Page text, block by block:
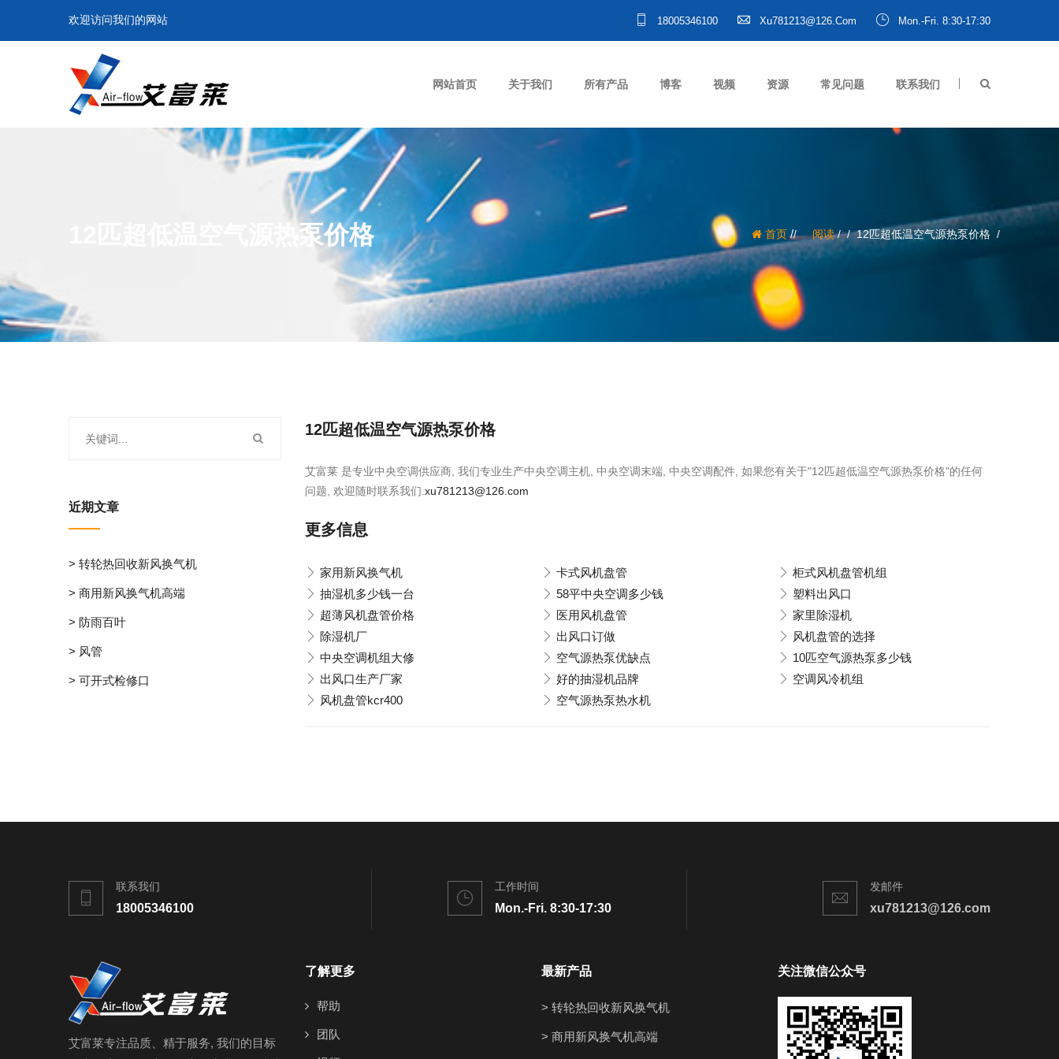
欢迎访问我们的网站 18005346100 Xu781213@126.com Mon.-Fri. 8:30-17:30
网站首页 关于我们 所有产品 博客 视频 资源 常见问题 联系我们
12匹超低温空气源热泵价格 首页/ 阅读/ 12匹超低温空气源热泵价格
12匹超低温空气源热泵价格
艾富莱 是专业中央空调供应商, 我们专业生产中央空调主机, 中央空调末端, 中央空调配件, 如果您有关于"12匹超低温空气源热泵价格"的任何
问题, 欢迎随时联系我们. xu781213@126.com
更多信息
家用新风换气机 卡式风机盘管
柜式风机盘管机组
抽湿机多少钱一台
58平中央空调多少钱
塑料出风口
超薄风机盘管价格
医用风机盘管
家里除湿机
除湿机厂
出风口订做
风机盘管的选择
中央空调机组大修
空气源热泵优缺点
10匹空气源热泵多少钱
出风口生产厂家
好的抽湿机品牌
空调风冷机组
风机盘管kcr400
空气源热泵热水机
近期文章
> 转轮热回收新风换气机
> 商用新风换气机高端
> 防雨百叶
> 风管
> 可开式检修口
联系我们
18005346100
工作时间
Mon.-Fri. 8:30-17:30
发邮件
xu781213@126.com
艾富莱专注品质、精于服务, 我们的目标
了解更多
帮助
团队
最新产品
> 转轮热回收新风换气机
> 商用新风换气机高端
关注微信公众号